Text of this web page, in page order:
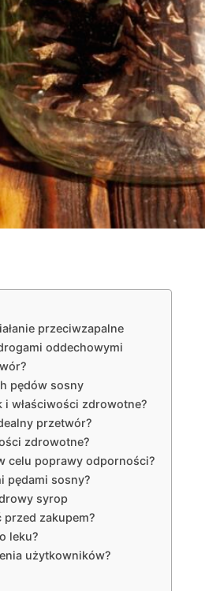
przeciwzapalne
oddechowymi
pędów sosny
właściwości zdrowotne?
przetwór?
zdrowotne?
celu poprawy odporności?
pędami sosny?
syrop
zakupem?
leku?
użytkowników?